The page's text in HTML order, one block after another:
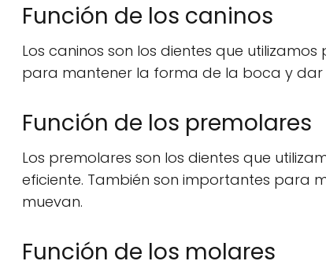
Función de los caninos
Los caninos son los dientes que
para mantener la forma de la boca y
Función de los premolares
Los premolares son los dientes que
eficiente. También son importantes para
muevan.
Función de los molares